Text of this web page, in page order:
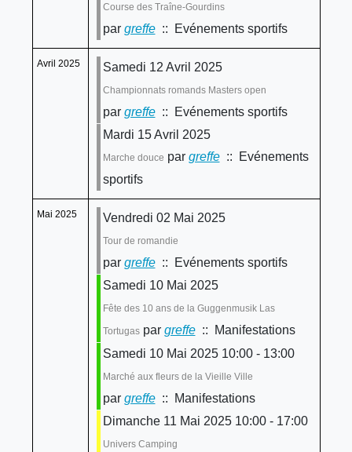
Course des Traîne-Gourdins
par greffe:: Evénements sportifs
Avril 2025 Samedi 12 Avril 2025
Championnats romands Masters open
par greffe:: Evénements sportifs
Mardi 15 Avril 2025
Marche douce par greffe:: Evénements
sportifs
Mai 2025 Vendredi 02 Mai 2025
Tour de romandie
par greffe:: Evénements sportifs
Samedi 10 Mai 2025
Fête des 10 ans de la Guggenmusik Las
Tortugaspar greffe:: Manifestations
Samedi 10 Mai 2025 10:00 - 13:00
Marché aux fleurs de la Vieille Ville
par greffe:: Manifestations
Dimanche 11 Mai 2025 10:00 - 17:00
Univers Camping